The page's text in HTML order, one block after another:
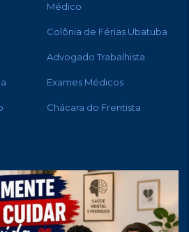
Médico
Colônia de Férias Ubatuba
Advogado Trabalhista
Exames Médicos
Chácara do Frentista